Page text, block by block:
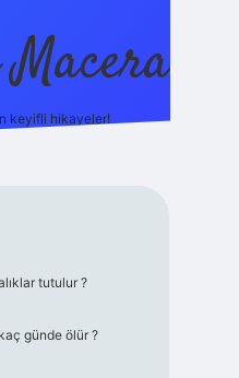
keyifli hikayeler!
tutulur ?
günde ölür ?